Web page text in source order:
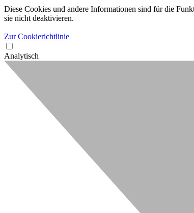
Diese Cookies und andere Informationen sind für die
sie nicht deaktivieren.
Zur Cookierichtlinie
Analytisch